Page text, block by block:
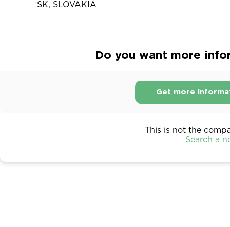
SK, SLOVAKIA
Do you want more
Get more
This is not the
Search a